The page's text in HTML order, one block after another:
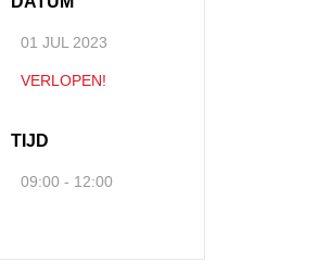
01 JUL 2023
VERLOPEN!
TIJD
09:00 - 12:00